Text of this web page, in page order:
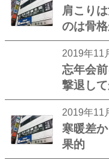
肩こり
のは骨
2019年11
忘年会
撃退し
2019年11
寒暖差
果的